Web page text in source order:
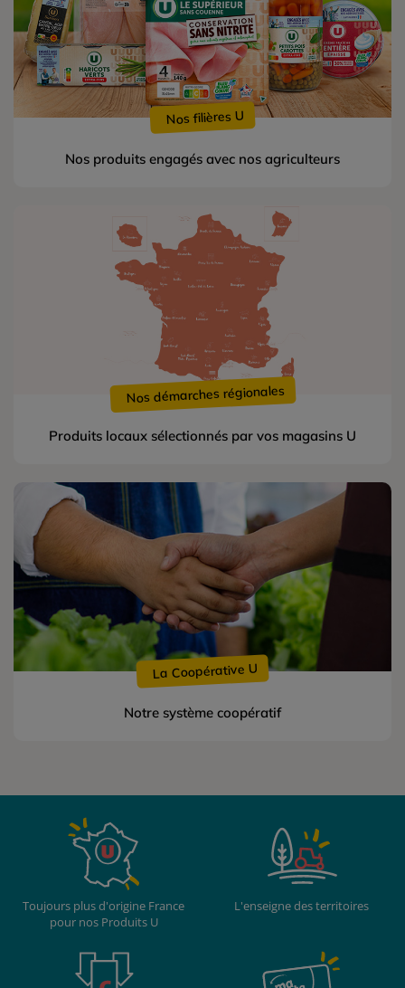
Nos filières U
Nos produits engagés avec nos agriculteurs
Nos démarches régionales
Produits locaux sélectionnés par vos magasins U
La Coopérative U
Notre système coopératif
Toujours plus d'origine France
pour nos Produits U
L'enseigne des territoires